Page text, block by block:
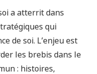
a atterrit dans
qui
de soi. L’enjeu est
les brebis dans le
: histoires,